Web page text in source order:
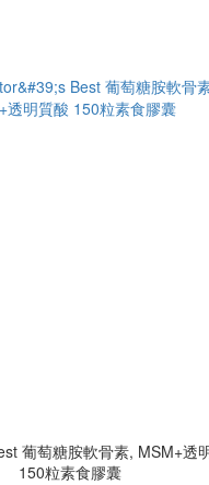
葡萄糖胺軟骨素, MSM+透
150粒素食膠囊